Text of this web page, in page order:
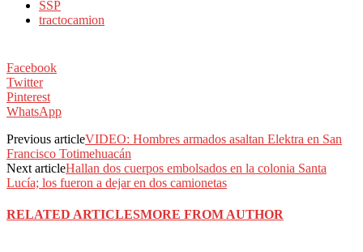
SSP
tractocamion
Facebook
Twitter
Pinterest
WhatsApp
Previous articleVIDEO: Hombres armados asaltan Elektra en San
Francisco Totimehuacán
Next articleHallan dos cuerpos embolsados en la colonia Santa
Lucía; los fueron a dejar en dos camionetas
RELATED ARTICLESMORE FROM AUTHOR